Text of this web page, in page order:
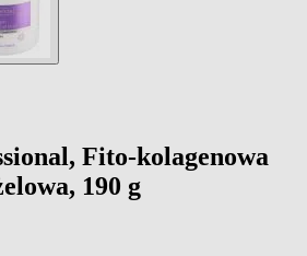
Fito-kolagenowa
190 g